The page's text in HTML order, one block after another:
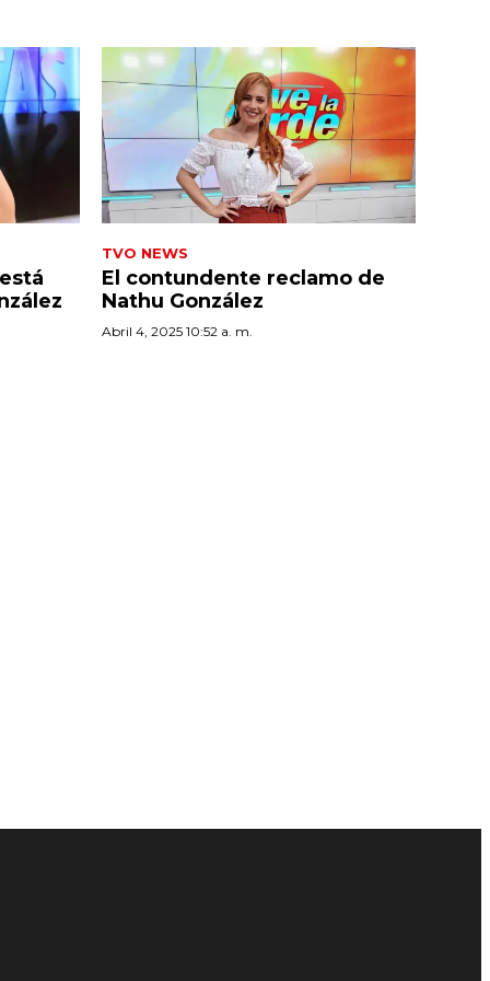
TVO NEWS
El contundente reclamo de
Nathu González
Abril 4, 2025 10:52 a. m.